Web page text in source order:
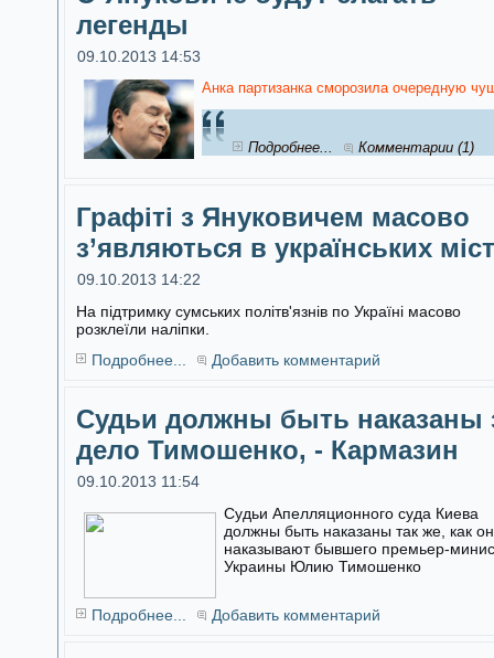
легенды
09.10.2013 14:53
Анка партизанка сморозила очередную
Подробнее... Комментарии (1)
Графіті з Януковичем масово
з’являються в українських
09.10.2013 14:22
На підтримку сумських політв'язнів по Україні масово
розклеїли наліпки.
Подробнее...
Добавить комментарий
Судьи должны быть наказаны
дело Тимошенко, - Кармазин
09.10.2013 11:54
Судьи Апелляционного суда Киева
должны быть наказаны так же, как
наказывают бывшего премьер-
Украины Юлию Тимошенко
Подробнее... Добавить комментарий